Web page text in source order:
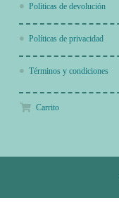
Políticas de devolución
Políticas de privacidad
Términos y condiciones
Carrito